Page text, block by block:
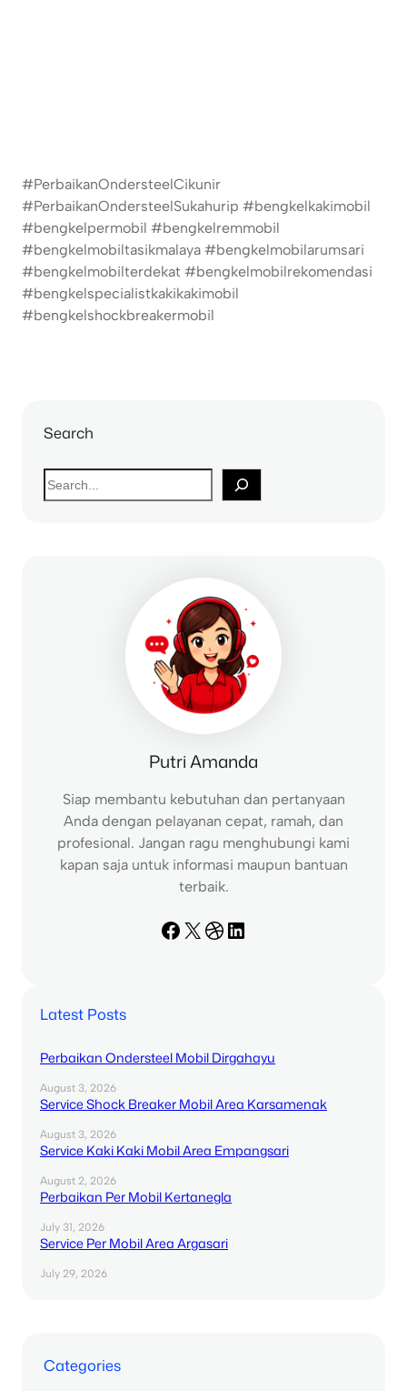
#PerbaikanOndersteelCikunir
#PerbaikanOndersteelSukahurip #bengkelkakimobil
#bengkelpermobil #bengkelremmobil
#bengkelmobiltasikmalaya #bengkelmobilarumsari
#bengkelmobilterdekat #bengkelmobilrekomendasi
#bengkelspecialistkakikakimobil
#bengkelshockbreakermobil
Search
S
e
Putri Amanda
Siap membantu kebutuhan dan pertanyaan
Anda dengan pelayanan cepat, ramah, dan
profesional. Jangan ragu menghubungi kami
kapan saja untuk informasi maupun bantuan
terbaik.
Facebook X Dribbble LinkedIn
Latest Posts
Perbaikan Ondersteel Mobil Dirgahayu
August 3, 2026
Service Shock Breaker Mobil Area Karsamenak
August 3, 2026
Service Kaki Kaki Mobil Area Empangsari
August 2, 2026
Perbaikan Per Mobil Kertanegla
July 31, 2026
Service Per Mobil Area Argasari
July 29, 2026
Categories